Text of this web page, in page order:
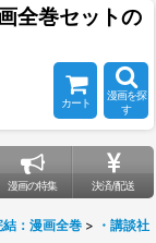
全巻セットの
カート
漫画を探
す
漫画の特集 決済/配送
：漫画全巻 > ・講談社